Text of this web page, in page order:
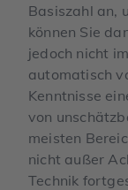
Basiszahl an,
können Sie
jedoch nicht
automatisch
Kenntnisse
von
meisten
nicht außer
Technik